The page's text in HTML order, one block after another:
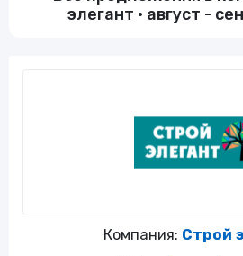
элегант • август -
Компания: Строй